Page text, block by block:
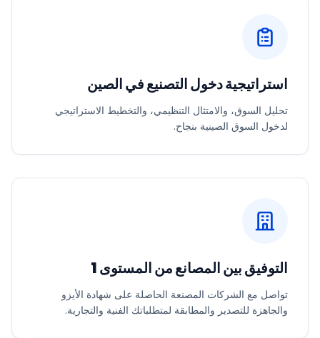
استراتيجية دخول التصنيع في الصين
تحليل السوق، والامتثال التنظيمي، والتخطيط الاستراتيجي
لدخول السوق الصينية بنجاح.
التوفيق بين المصانع من المستوى 1
تواصل مع الشركات المصنعة الحاصلة على شهادة الأيزو
والجاهزة للتصدير والمطابقة لمتطلباتك الفنية والتجارية.